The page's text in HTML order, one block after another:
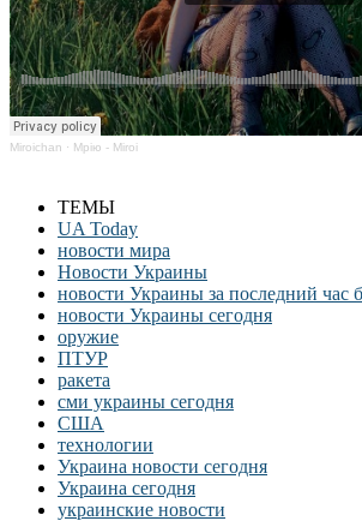
Miroichan · Мрію - Miroi
ТЕМЫ
UA Today
новости мира
Новости Украины
новости Украины за последний час
новости Украины сегодня
оружие
ПТУР
ракета
сми украины сегодня
США
технологии
Украина новости сегодня
Украина сегодня
украинские новости